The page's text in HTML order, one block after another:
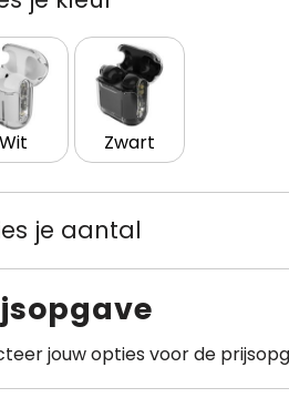
Wit Zwart
je aantal
jouw opties voor de